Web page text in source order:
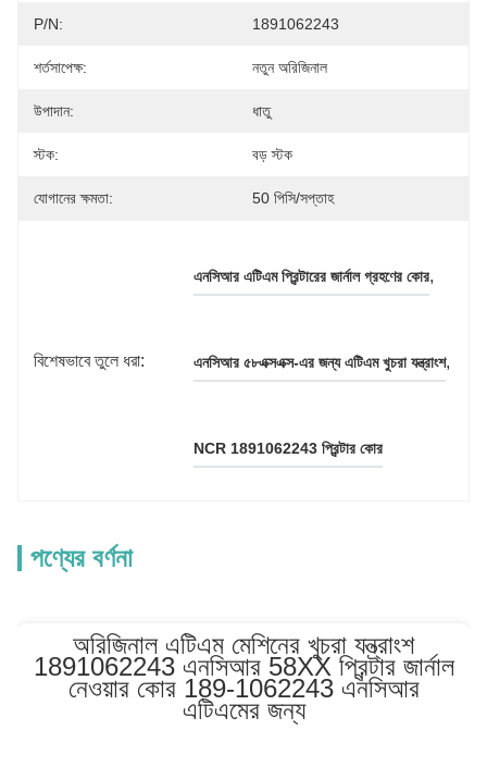
P/N: 1891062243
শর্তসাপেক্ষ: নতুন অরিজিনাল
উপাদান: ধাতু
স্টক: বড় স্টক
যোগানের ক্ষমতা: 50 পিসি/সপ্তাহ
বিশেষভাবে তুলে ধরা:
এনসিআর এটিএম প্রিন্টারের জার্নাল গ্রহণের কোর,
এনসিআর ৫৮এক্সএক্স-এর জন্য এটিএম খুচরা যন্ত্রাংশ
NCR 1891062243 প্রিন্টার কোর
পণ্যের বর্ণনা
অরিজিনাল এটিএম মেশিনের খুচরা যন্ত্রাংশ
1891062243 এনসিআর 58XX প্রিন্টার জার্নাল
নেওয়ার কোর 189-1062243 এনসিআর
এটিএমের জন্য